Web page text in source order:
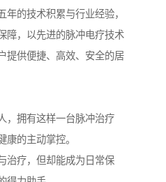
年的技术积累与行业经验，
障，以先进的脉冲电疗技术
提供便捷、高效、安全的居
，拥有这样一台脉冲治疗
康的主动掌控。
治疗，但却能成为日常保